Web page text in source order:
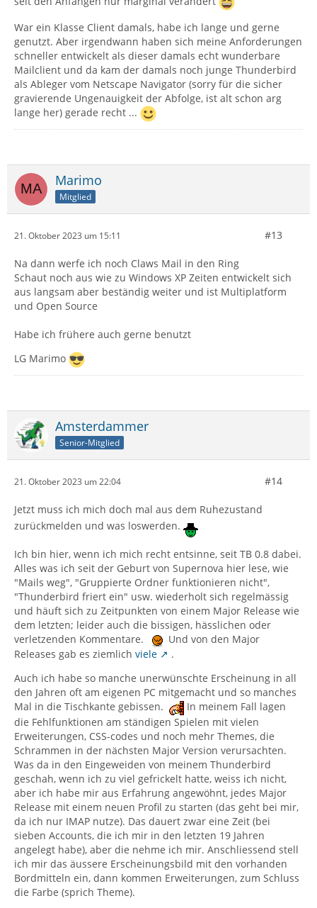
War ein Klasse Client damals, habe ich lange und gerne
genutzt. Aber irgendwann haben sich meine Anforderungen
schneller entwickelt als dieser damals echt wunderbare
Mailclient und da kam der damals noch junge Thunderbird
als Ableger vom Netscape Navigator (sorry für die sicher
gravierende Ungenauigkeit der Abfolge, ist alt schon arg
lange her) gerade recht ...
Marimo
Mitglied
21. Oktober 2023 um 15:11 #13
Na dann werfe ich noch Claws Mail in den Ring
Schaut noch aus wie zu Windows XP Zeiten entwickelt sich
aus langsam aber beständig weiter und ist Multiplatform
und Open Source
Habe ich frühere auch gerne benutzt
LG Marimo
Amsterdammer
Senior-Mitglied
21. Oktober 2023 um 22:04 #14
Jetzt muss ich mich doch mal aus dem Ruhezustand
zurückmelden und was loswerden.
Ich bin hier, wenn ich mich recht entsinne, seit TB 0.8 dabei.
Alles was ich seit der Geburt von Supernova hier lese, wie
"Mails weg", "Gruppierte Ordner funktionieren nicht",
"Thunderbird friert ein" usw. wiederholt sich regelmässig
und häuft sich zu Zeitpunkten von einem Major Release wie
dem letzten; leider auch die bissigen, hässlichen oder
verletzenden Kommentare.
Und von den Major
Releases gab es ziemlich viele
.
Auch ich habe so manche unerwünschte Erscheinung in all
den Jahren oft am eigenen PC mitgemacht und so manches
Mal in die Tischkante gebissen.
In meinem Fall lagen
die Fehlfunktionen am ständigen Spielen mit vielen
Erweiterungen, CSS-codes und noch mehr Themes, die
Schrammen in der nächsten Major Version verursachten.
Was da in den Eingeweiden von meinem Thunderbird
geschah, wenn ich zu viel gefrickelt hatte, weiss ich nicht,
aber ich habe mir aus Erfahrung angewöhnt, jedes Major
Release mit einem neuen Profil zu starten (das geht bei mir,
da ich nur IMAP nutze). Das dauert zwar eine Zeit (bei
sieben Accounts, die ich mir in den letzten 19 Jahren
angelegt habe), aber die nehme ich mir. Anschliessend stell
ich mir das äussere Erscheinungsbild mit den vorhanden
Bordmitteln ein, dann kommen Erweiterungen, zum Schluss
die Farbe (sprich Theme).